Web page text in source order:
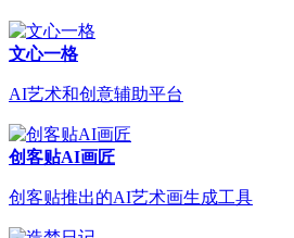
文心一格
AI艺术和创意辅助平台
创客贴AI画匠
创客贴推出的AI艺术画生成工具